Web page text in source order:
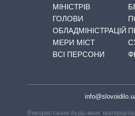
МІНІСТРІВ
ГОЛОВИ
ОБЛАДМІНІСТРАЦІЙ
МЕРИ МІСТ
ВСІ ПЕРСОНИ
Використання будь-яких